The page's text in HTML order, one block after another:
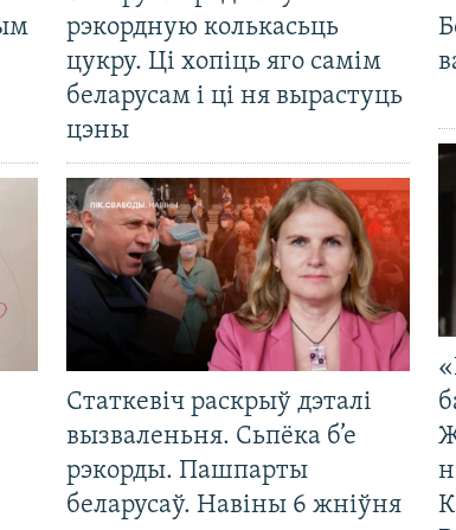
рэкордную колькасьць
цукру. Ці хопіць яго самім
беларусам і ці ня вырастуць
цэны
Статкевіч раскрыў дэталі
вызваленьня. Сьпёка б’е
рэкорды. Пашпарты
беларусаў. Навіны 6 жніўня